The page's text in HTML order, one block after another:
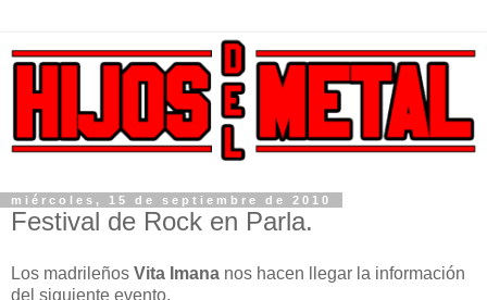
miércoles, 15 de septiembre de 2010
Festival de Rock en Parla.
Los madrileños Vita Imana nos hacen llegar la información
del siguiente evento.